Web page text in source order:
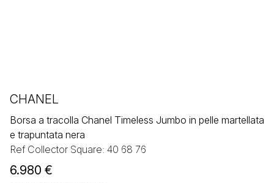
CHANEL
Borsa a tracolla Chanel Timeless Jumbo in pelle martellata
e trapuntata nera
Ref Collector Square: 40 68 76
6.980 €